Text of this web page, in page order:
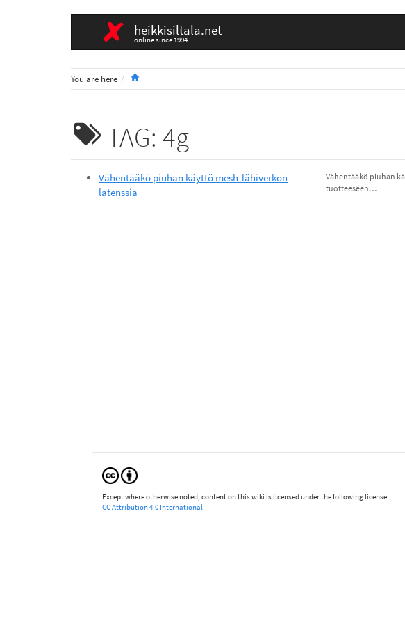
heikkisiltala.net
online since 1994
You are here
TAG: 4g
Vähentääkö piuhan käyttö mesh-lähiverkon
latenssia
Vähentääkö piuhan
tuotteeseen…
Except where otherwise noted, content on this wiki is licensed under the following license:
CC Attribution 4.0 International